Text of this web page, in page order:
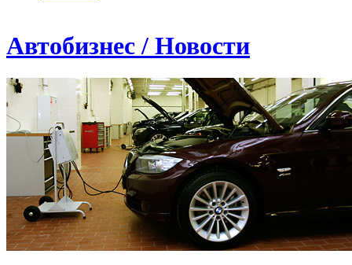
Автобизнес / Новости